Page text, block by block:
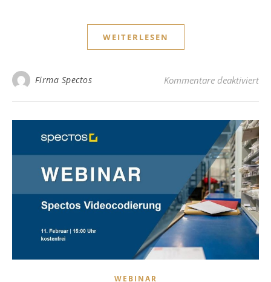
WEITERLESEN
Firma Spectos Kommentare deaktiviertfür
WEBINAR